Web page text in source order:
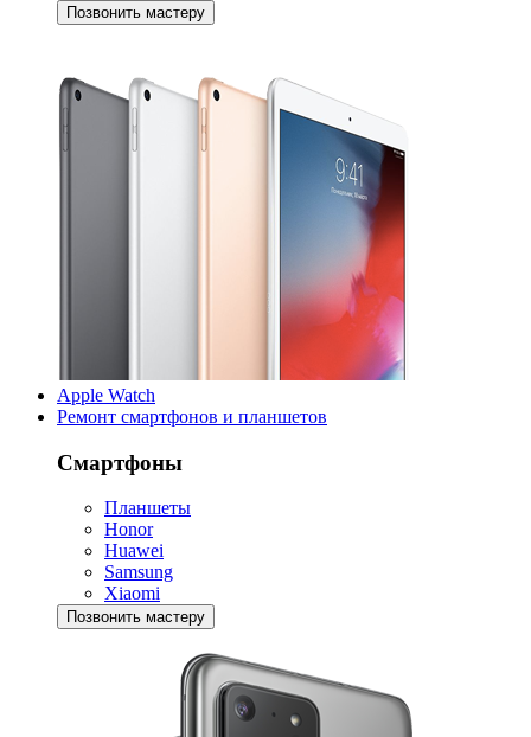
Позвонить мастеру
Apple Watch
Ремонт смартфонов и планшетов
Смартфоны
Планшеты
Honor
Huawei
Samsung
Xiaomi
Позвонить мастеру